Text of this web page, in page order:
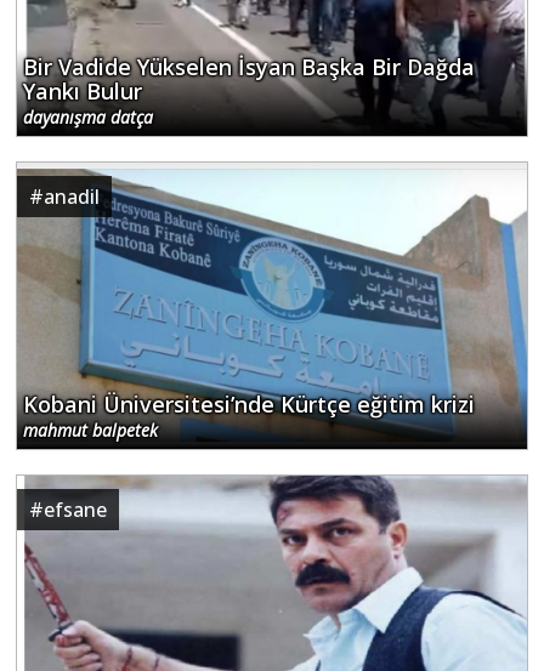
Bir Vadide Yükselen İsyan Başka Bir Dağda
Yankı Bulur
dayanışma datça
#anadil
Kobani Üniversitesi’nde Kürtçe eğitim krizi
mahmut balpetek
#efsane